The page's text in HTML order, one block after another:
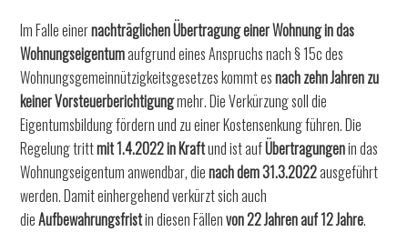
Im Falle einernachträglichen Übertragung einer Wohnung in das
Wohnungseigentumaufgrund eines Anspruchs nach § 15c des
Wohnungsgemeinnützigkeitsgesetzes kommt esnach zehn Jahren zu
keiner Vorsteuerberichtigungmehr. Die Verkürzung soll die
Eigentumsbildung fördern und zu einer Kostensenkung führen. Die
Regelung trittmit 1.4.2022 in Kraftund ist aufÜbertragungenin das
Wohnungseigentum anwendbar, dienach dem 31.3.2022ausgeführt
werden. Damit einhergehend verkürzt sich auch
dieAufbewahrungsfristin diesen Fällenvon 22 Jahren auf 12 Jahre.